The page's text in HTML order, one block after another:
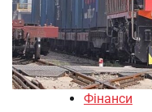
Фінанси